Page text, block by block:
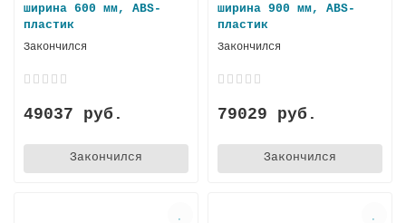
ширина 600 мм, ABS-
пластик
Закончился
49037 руб.
Закончился
ширина 900 мм, ABS-
пластик
Закончился
79029 руб.
Закончился